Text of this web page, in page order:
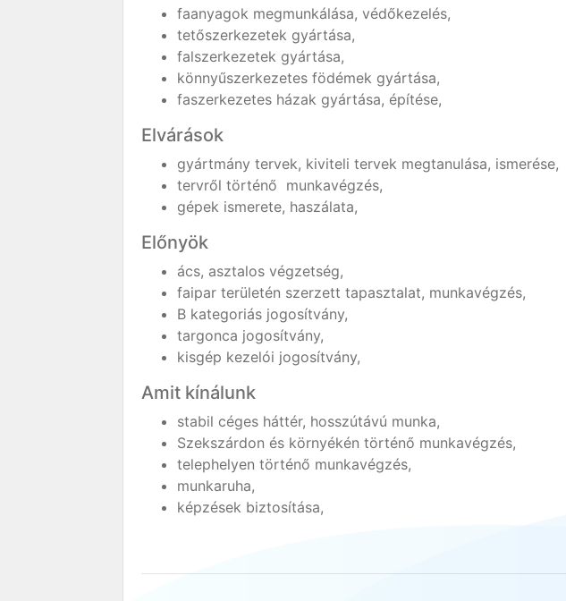
faanyagok megmunkálása, védőkezelés,
tetőszerkezetek gyártása,
falszerkezetek gyártása,
könnyűszerkezetes födémek gyártása,
faszerkezetes házak gyártása, építése,
Elvárások
gyártmány tervek, kiviteli tervek megtanulása, ismerése,
tervről történő munkavégzés,
gépek ismerete, haszálata,
Előnyök
ács, asztalos végzetség,
faipar területén szerzett tapasztalat, munkavégzés,
B kategoriás jogosítvány,
targonca jogosítvány,
kisgép kezelói jogosítvány,
Amit kínálunk
stabil céges háttér, hosszútávú munka,
Szekszárdon és környékén történő munkavégzés,
telephelyen történő munkavégzés,
munkaruha,
képzések biztosítása,